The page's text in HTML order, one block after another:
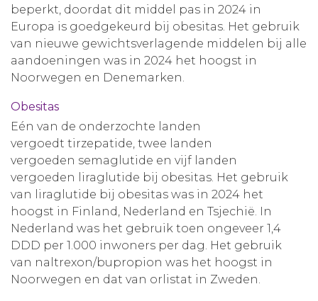
beperkt, doordat dit middel pas in 2024 in
Europa is goedgekeurd bij obesitas. Het gebruik
van nieuwe gewichtsverlagende middelen bij alle
aandoeningen was in 2024 het hoogst in
Noorwegen en Denemarken.
Obesitas
Eén van de onderzochte landen
vergoedt tirzepatide, twee landen
vergoeden semaglutide en vijf landen
vergoeden liraglutide bij obesitas. Het gebruik
van liraglutide bij obesitas was in 2024 het
hoogst in Finland, Nederland en Tsjechië. In
Nederland was het gebruik toen ongeveer 1,4
DDD per 1.000 inwoners per dag. Het gebruik
van naltrexon/bupropion was het hoogst in
Noorwegen en dat van orlistat in Zweden.